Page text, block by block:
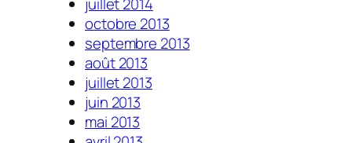
juillet 2014
octobre 2013
septembre 2013
août 2013
juillet 2013
juin 2013
mai 2013